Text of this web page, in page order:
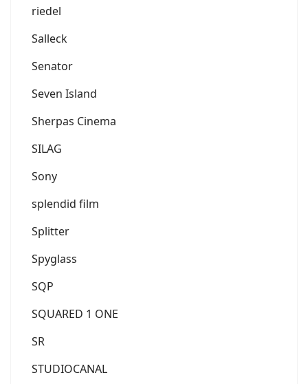
riedel
Salleck
Senator
Seven Island
Sherpas Cinema
SILAG
Sony
splendid film
Splitter
Spyglass
SQP
SQUARED 1 ONE
SR
STUDIOCANAL